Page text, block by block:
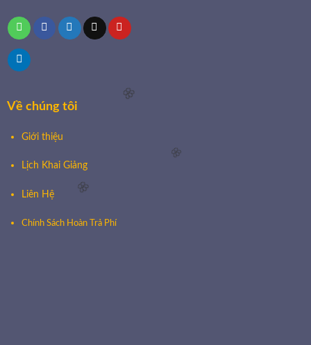
Về chúng tôi
Giới thiệu
Lịch Khai Giảng
Liên Hệ
Chính Sách Hoàn Trả Phí